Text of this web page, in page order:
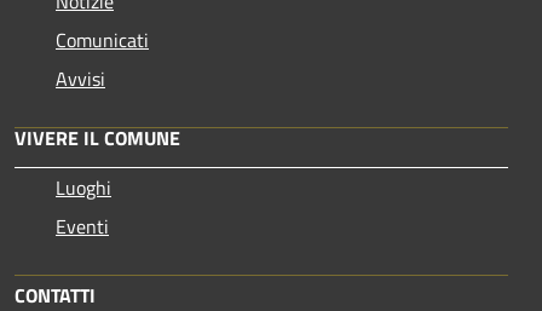
Comunicati
Avvisi
VIVERE IL COMUNE
Luoghi
Eventi
CONTATTI